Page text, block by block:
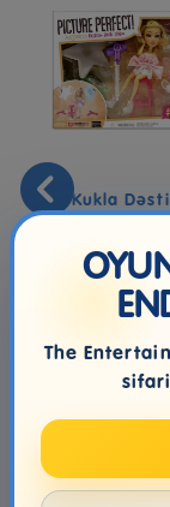
Kukla Dəsti
Snapstar
The